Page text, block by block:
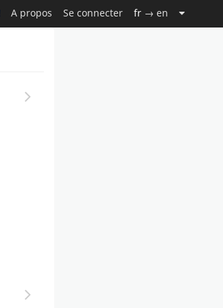
A propos Se connecter fr → en